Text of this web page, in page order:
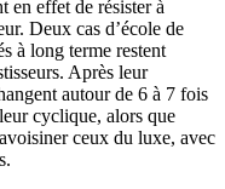
en effet de résister à
Deux cas d’école de
à long terme restent
Après leur
autour de 6 à 7 fois
cyclique, alors que
ceux du luxe, avec